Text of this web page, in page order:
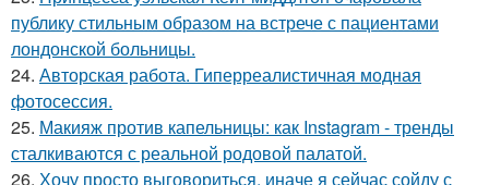
публику стильным образом на встрече с пациентами
лондонской больницы.
24. Авторская работа. Гиперреалистичная модная
фотосессия.
25. Макияж против капельницы: как Instagram - тренды
сталкиваются с реальной родовой палатой.
26. Хочу просто выговориться, иначе я сейчас сойду с